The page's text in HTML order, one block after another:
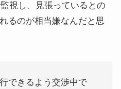
視し、見張っているとの
るのが相当嫌なんだと思
できるよう交渉中で